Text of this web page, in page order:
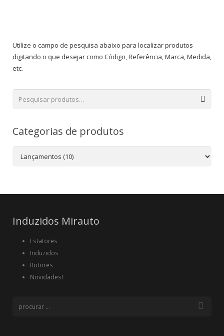
Utilize o campo de pesquisa abaixo para localizar produtos
digitando o que desejar como Código, Referência, Marca, Medida,
etc.
Categorias de produtos
Induzidos Mirauto
Estatores
Induzidos
Rotores
Novidades!